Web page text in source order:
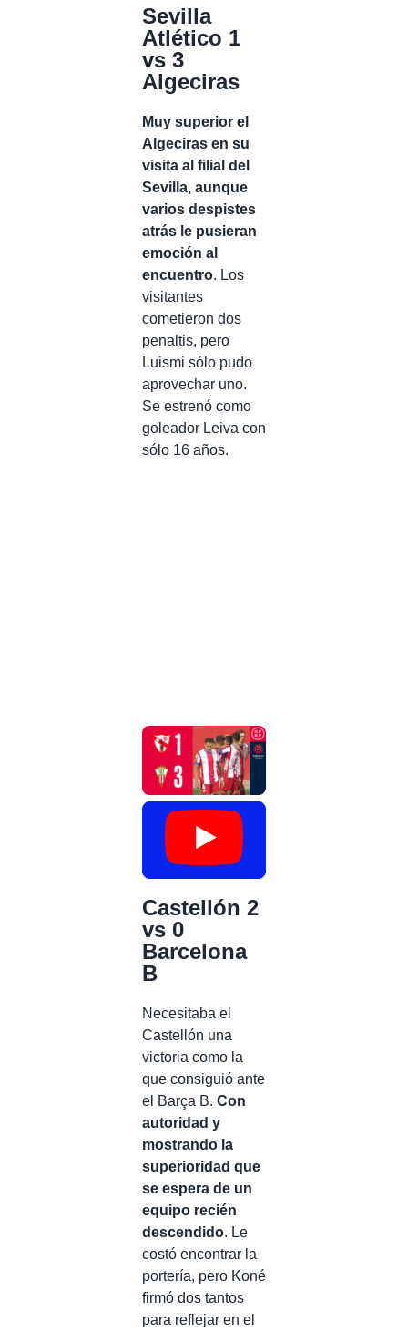
Sevilla
Atlético 1
vs 3
Algeciras
Muy superior el
Algeciras en su
visita al filial del
Sevilla, aunque
varios despistes
atrás le pusieran
emoción al
encuentro. Los
visitantes
cometieron dos
penaltis, pero
Luismi sólo pudo
aprovechar uno.
Se estrenó como
goleador Leiva con
sólo 16 años.
Castellón 2
vs 0
Barcelona
B
Necesitaba el
Castellón una
victoria como la
que consiguió ante
el Barça B. Con
autoridad y
mostrando la
superioridad que
se espera de un
equipo recién
descendido. Le
costó encontrar la
portería, pero Koné
firmó dos tantos
para reflejar en el